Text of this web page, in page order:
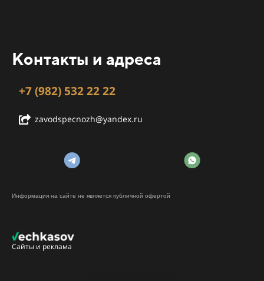
Контакты и адреса
+7 (982) 532 22 22
zavodspecnozh@yandex.ru
Информация на сайте не является публичной офертой
Сайты и реклама